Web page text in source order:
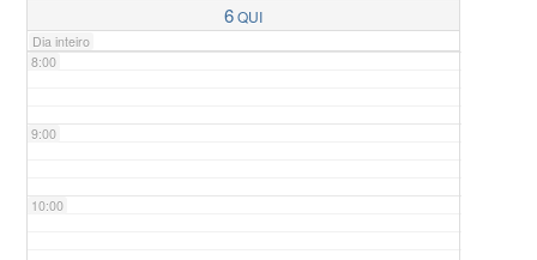
6QUI
Dia inteiro
8:00
9:00
10:00